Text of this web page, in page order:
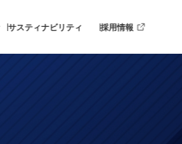
サスティナビリティ 採用情報